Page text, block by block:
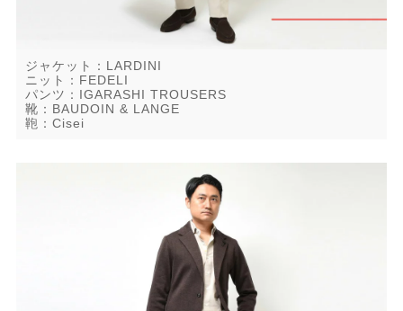
ジャケット：LARDINI
ニット：FEDELI
パンツ：IGARASHI TROUSERS
靴：BAUDOIN & LANGE
鞄：Cisei